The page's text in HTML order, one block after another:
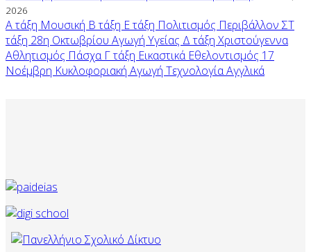
2026
Α τάξη Μουσική Β τάξη Ε τάξη Πολιτισμός Περιβάλλον ΣΤ
τάξη 28η Οκτωβρίου Αγωγή Υγείας Δ τάξη Χριστούγεννα
Αθλητισμός Πάσχα Γ τάξη Εικαστικά Εθελοντισμός 17
Νοέμβρη Κυκλοφοριακή Αγωγή ΤεχνολογίαΑγγλικά